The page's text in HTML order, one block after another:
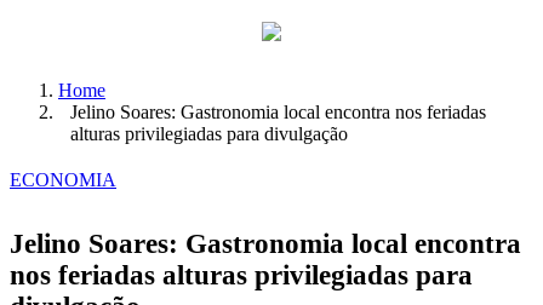
Home
Jelino Soares: Gastronomia local encontra nos feriadas
alturas privilegiadas para divulgação
ECONOMIA
Jelino Soares: Gastronomia local encontra
nos feriadas alturas privilegiadas para